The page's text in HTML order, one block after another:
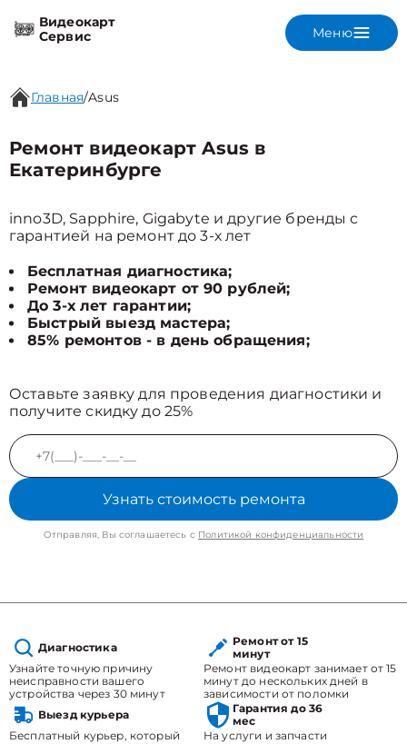
Видеокарт
Сервис
Меню
Главная/Asus
Ремонт видеокарт Asus в
Екатеринбурге
inno3D, Sapphire, Gigabyte и другие бренды с
гарантией на ремонт до 3-х лет
Бесплатная диагностика;
Ремонт видеокарт от 90 рублей;
До 3-х лет гарантии;
Быстрый выезд мастера;
85% ремонтов - в день обращения;
Оставьте заявку для проведения диагностики и
получите скидку до 25%
Узнать стоимость ремонта
Отправляя, Вы соглашаетесь с Политикой конфиденциальности
Диагностика
Узнайте точную причину
неисправности вашего
устройства через 30 минут
Ремонт от 15
минут
Ремонт видеокарт занимает от 15
минут до нескольких дней в
зависимости от поломки
Выезд курьера
Бесплатный курьер, который
Гарантия до 36
мес
На услуги и запчасти